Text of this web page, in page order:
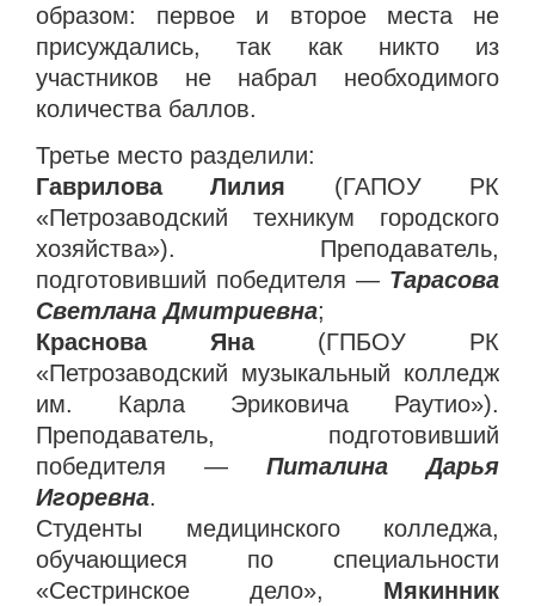
образом: первое и второе места не
присуждались, так как никто из
участников не набрал необходимого
количества баллов.
Третье место разделили:
Гаврилова Лилия (ГАПОУ РК
«Петрозаводский техникум городского
хозяйства»). Преподаватель,
подготовивший победителя — Тарасова
Светлана Дмитриевна;
Краснова Яна (ГПБОУ РК
«Петрозаводский музыкальный колледж
им. Карла Эриковича Раутио»).
Преподаватель, подготовивший
победителя — Питалина Дарья
Игоревна.
Студенты медицинского колледжа,
обучающиеся по специальности
«Сестринское дело», Мякинник